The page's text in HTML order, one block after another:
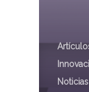
Noticias